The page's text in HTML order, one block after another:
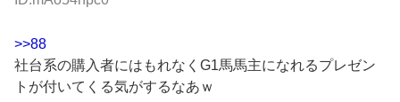
>>88
社台系の購入者にはもれなくG1馬馬主になれるプレゼン
トが付いてくる気がするなあｗ